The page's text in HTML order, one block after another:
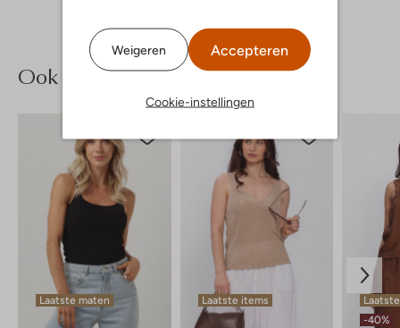
Weigeren Accepteren
Cookie-instellingen
Ook iets voor jou?
Laatste maten Laatste items
-40%